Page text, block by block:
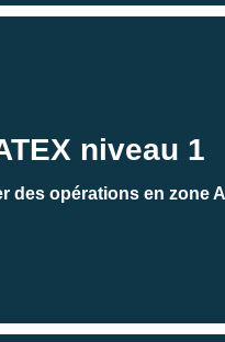
niveau 1
des opérations en zone